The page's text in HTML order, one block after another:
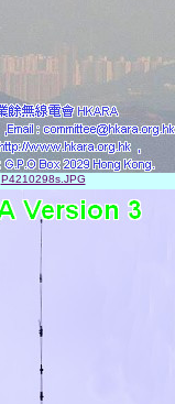
P4210298s.JPG